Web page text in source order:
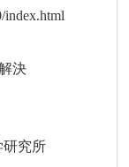
決
究所